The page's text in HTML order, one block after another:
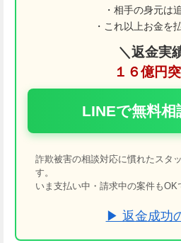
・相手の身元は
・これ以上お金を
＼返金実
１６億円
LINEで無料相
詐欺被害の相談対応に慣れたスタ
す。
いま支払い中・請求中の案件もOK
▶ 返金成功